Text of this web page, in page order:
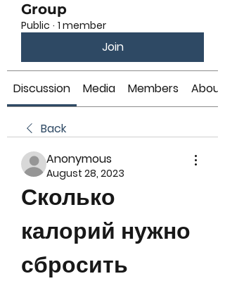
Group
Public · 1 member
Join
Discussion Media Members About
Back
Anonymous
August 28, 2023
Сколько
калорий нужно
сбросить